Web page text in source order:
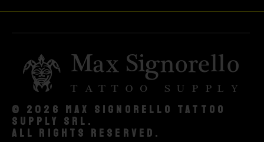
© 2026 Max Signorello Tattoo
supply srl.
All rights reserved.